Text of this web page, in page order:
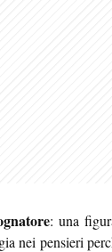
: una
nei pensieri